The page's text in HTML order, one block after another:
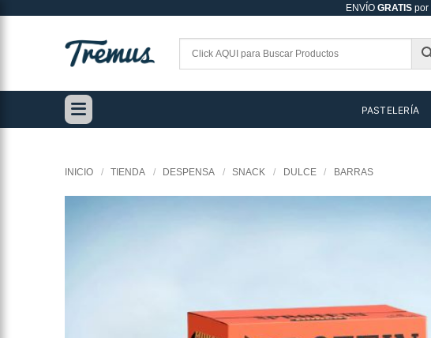
ENVÍO GRATISpor
PASTELERÍA
INICIO / TIENDA / DESPENSA / SNACK / DULCE / BARRAS